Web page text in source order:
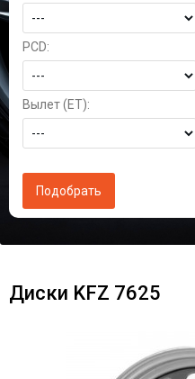
PCD:
Вылет (ET):
Диски KFZ 7625